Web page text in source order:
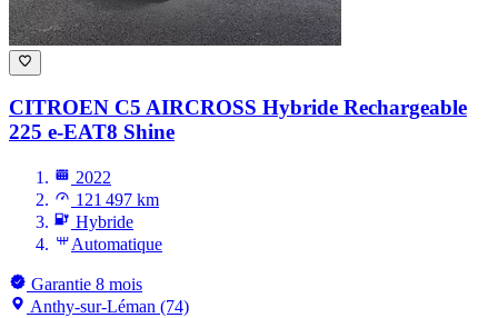
CITROEN C5 AIRCROSS Hybride Rechargeable
225 e-EAT8 Shine
2022
121 497 km
Hybride
Automatique
Garantie 8 mois
Anthy-sur-Léman (74)